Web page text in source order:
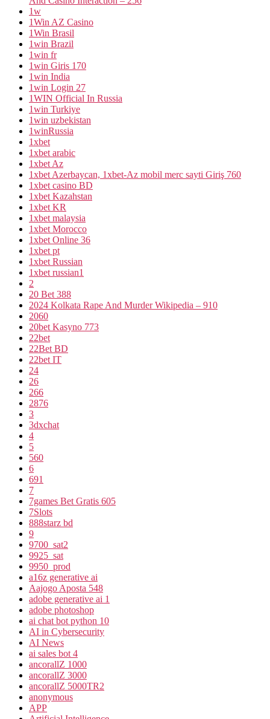
1w
1Win AZ Casino
1Win Brasil
1win Brazil
1win fr
1win Giris 170
1win India
1win Login 27
1WIN Official In Russia
1win Turkiye
1win uzbekistan
1winRussia
1xbet
1xbet arabic
1xbet Az
1xbet Azerbaycan, 1xbet-Az mobil merc sayti Giriş 760
1xbet casino BD
1xbet Kazahstan
1xbet KR
1xbet malaysia
1xbet Morocco
1xbet Online 36
1xbet pt
1xbet Russian
1xbet russian1
2
20 Bet 388
2024 Kolkata Rape And Murder Wikipedia – 910
2060
20bet Kasyno 773
22bet
22Bet BD
22bet IT
24
26
266
2876
3
3dxchat
4
5
560
6
691
7
7games Bet Gratis 605
7Slots
888starz bd
9
9700_sat2
9925_sat
9950_prod
a16z generative ai
Aajogo Aposta 548
adobe generative ai 1
adobe photoshop
ai chat bot python 10
AI in Cybersecurity
AI News
ai sales bot 4
ancorallZ 1000
ancorallZ 3000
ancorallZ 5000TR2
anonymous
APP